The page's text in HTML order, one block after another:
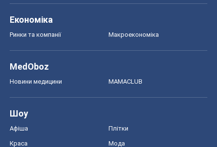
Економіка
Ринки та компанії Макроекономіка
MedOboz
Новини медицини MAMACLUB
Шоу
Афіша Плітки
Краса Мода